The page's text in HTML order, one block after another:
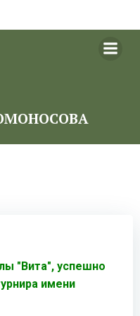
"Вита", успешно
имени